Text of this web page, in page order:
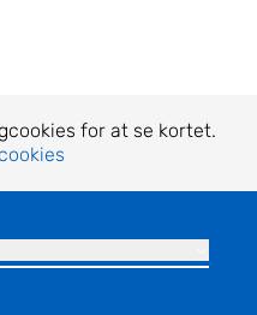
for at se kortet.